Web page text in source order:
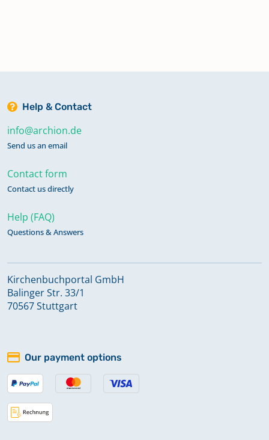
Zivilstandsregister 1808-1813
Help & Contact
info@archion.de
Send us an email
Contact form
Contact us directly
Help (FAQ)
Questions & Answers
Kirchenbuchportal GmbH
Balinger Str. 33/1
70567 Stuttgart
Our payment options